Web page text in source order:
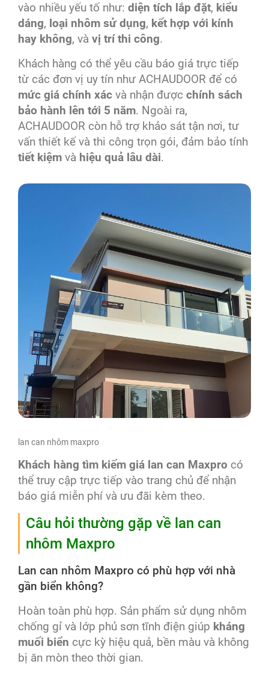
vào nhiều yếu tố như: diện tích lắp đặt, kiểu
dáng, loại nhôm sử dụng, kết hợp với kính
hay không, và vị trí thi công.
Khách hàng có thể yêu cầu báo giá trực tiếp
từ các đơn vị uy tín như ACHAUDOOR để có
mức giá chính xác và nhận được chính sách
bảo hành lên tới 5 năm. Ngoài ra,
ACHAUDOOR còn hỗ trợ khảo sát tận nơi, tư
vấn thiết kế và thi công trọn gói, đảm bảo tính
tiết kiệm và hiệu quả lâu dài.
lan can nhôm maxpro
Khách hàng tìm kiếm giá lan can Maxpro có
thể truy cập trực tiếp vào trang chủ để nhận
báo giá miễn phí và ưu đãi kèm theo.
Câu hỏi thường gặp về lan can
nhôm Maxpro
Lan can nhôm Maxpro có phù hợp với nhà
gần biển không?
Hoàn toàn phù hợp. Sản phẩm sử dụng nhôm
chống gỉ và lớp phủ sơn tĩnh điện giúp kháng
muối biển cực kỳ hiệu quả, bền màu và không
bị ăn mòn theo thời gian.